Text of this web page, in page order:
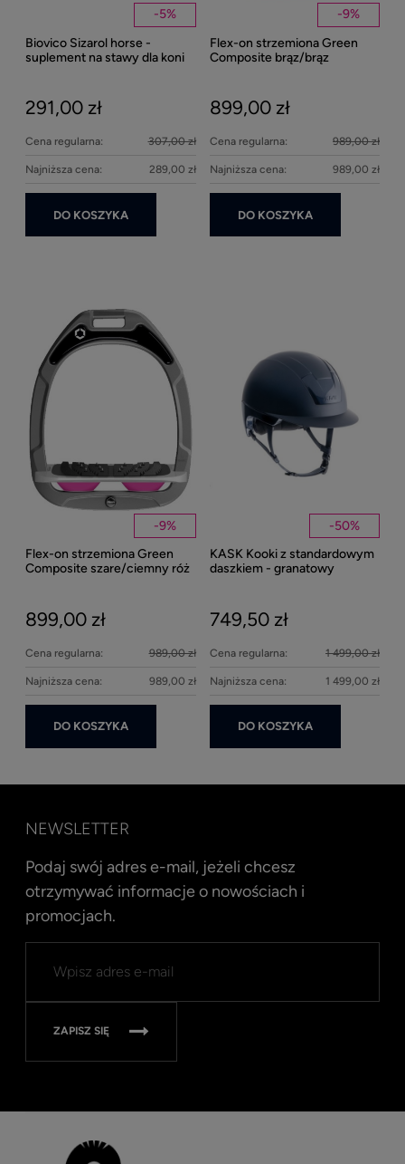
-5%
Biovico Sizarol horse -
suplement na stawy dla koni
291,00 zł
Cena regularna: 307,00 zł
Najniższa cena: 289,00 zł
DO KOSZYKA
-9%
Flex-on strzemiona Green
Composite brąz/brąz
899,00 zł
Cena regularna: 989,00 zł
Najniższa cena: 989,00 zł
DO KOSZYKA
-9%
Flex-on strzemiona Green
Composite szare/ciemny róż
899,00 zł
Cena regularna: 989,00 zł
Najniższa cena: 989,00 zł
DO KOSZYKA
-50%
KASK Kooki z standardowym
daszkiem - granatowy
749,50 zł
Cena regularna: 1 499,00 zł
Najniższa cena: 1 499,00 zł
DO KOSZYKA
NEWSLETTER
Podaj swój adres e-mail, jeżeli chcesz
otrzymywać informacje o nowościach i
promocjach.
ZAPISZ SIĘ